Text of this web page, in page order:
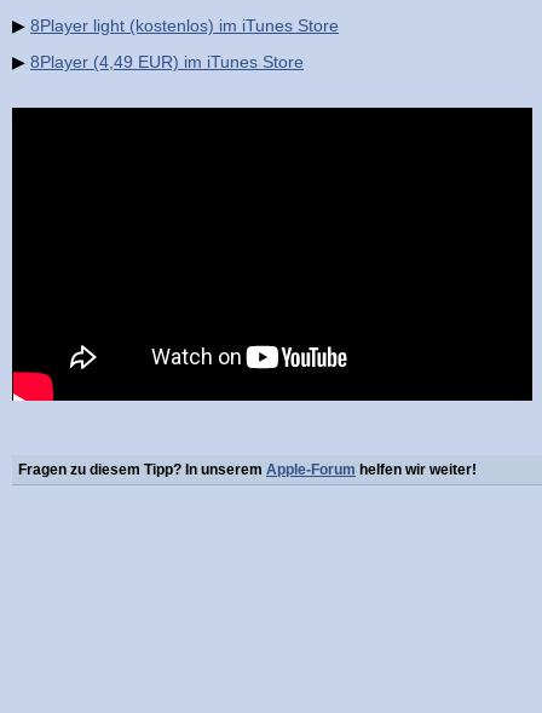
▶ 8Player light (kostenlos) im iTunes Store
▶ 8Player (4,49 EUR) im iTunes Store
Fragen zu diesem Tipp? In unserem Apple-Forum helfen wir weiter!